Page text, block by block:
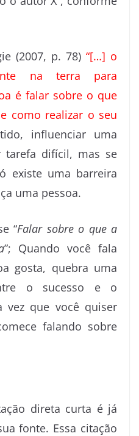
(2007, p. 78) “[…] o
na terra para
é falar sobre o que
como realizar o seu
influenciar uma
tarefa difícil, mas se
existe uma barreira
uma pessoa.
“Falar sobre o que a
”; Quando você fala
gosta, quebra uma
o sucesso e o
vez que você quiser
falando sobre
direta curta é já
fonte. Essa citação